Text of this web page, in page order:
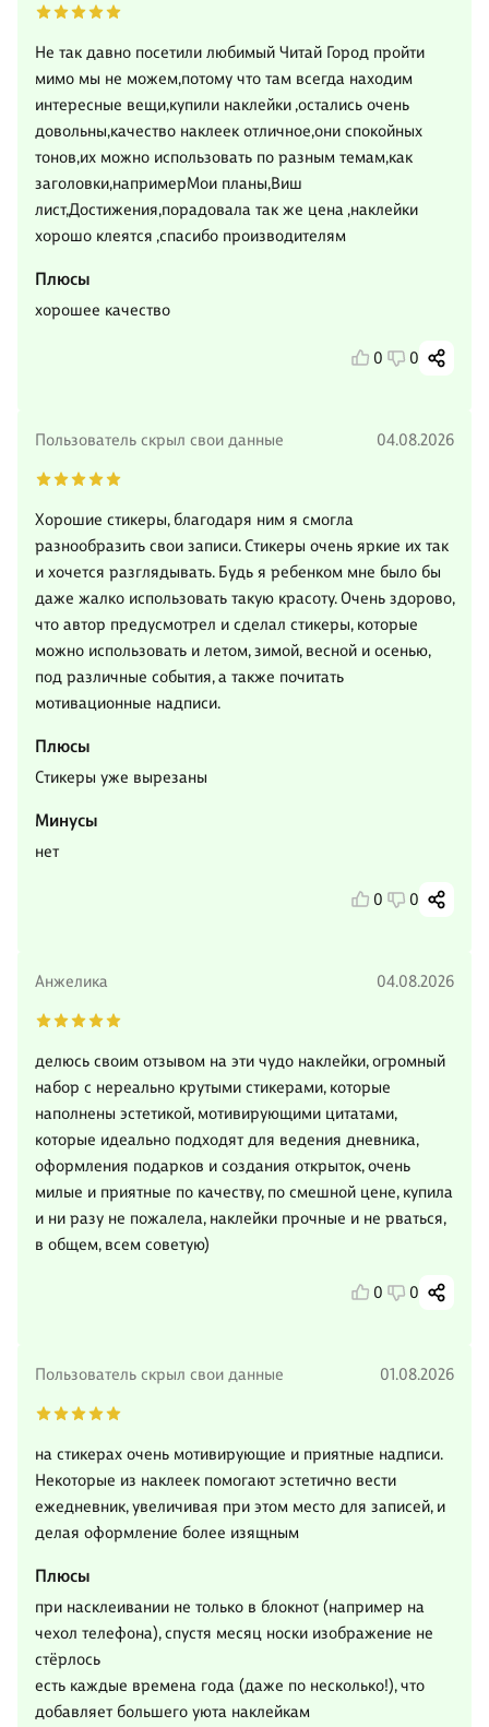
Не так давно посетили любимый Читай Город пройти
мимо мы не можем,потому что там всегда находим
интересные вещи,купили наклейки ,остались очень
довольны,качество наклеек отличное,они спокойных
тонов,их можно использовать по разным темам,как
заголовки,напримерМои планы,Виш
лист,Достижения,порадовала так же цена ,наклейки
хорошо клеятся ,спасибо производителям
Плюсы
хорошее качество
0 0
Пользователь скрыл свои данные 04.08.2026
Хорошие стикеры, благодаря ним я смогла
разнообразить свои записи. Стикеры очень яркие их так
и хочется разглядывать. Будь я ребенком мне было бы
даже жалко использовать такую красоту. Очень здорово,
что автор предусмотрел и сделал стикеры, которые
можно использовать и летом, зимой, весной и осенью,
под различные события, а также почитать
мотивационные надписи.
Плюсы
Стикеры уже вырезаны
Минусы
нет
0 0
Анжелика 04.08.2026
делюсь своим отзывом на эти чудо наклейки, огромный
набор с нереально крутыми стикерами, которые
наполнены эстетикой, мотивирующими цитатами,
которые идеально подходят для ведения дневника,
оформления подарков и создания открыток, очень
милые и приятные по качеству, по смешной цене, купила
и ни разу не пожалела, наклейки прочные и не рваться,
в общем, всем советую)
0 0
Пользователь скрыл свои данные 01.08.2026
на стикерах очень мотивирующие и приятные надписи.
Некоторые из наклеек помогают эстетично вести
ежедневник, увеличивая при этом место для записей, и
делая оформление более изящным
Плюсы
при насклеивании не только в блокнот (например на
чехол телефона), спустя месяц носки изображение не
стёрлось
есть каждые времена года (даже по несколько!), что
добавляет большего уюта наклейкам